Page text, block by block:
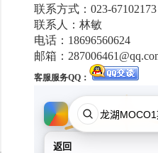
联系方式：023-67102173
联系人：林敏
电话：18696560624
邮箱：
客服服务QQ：